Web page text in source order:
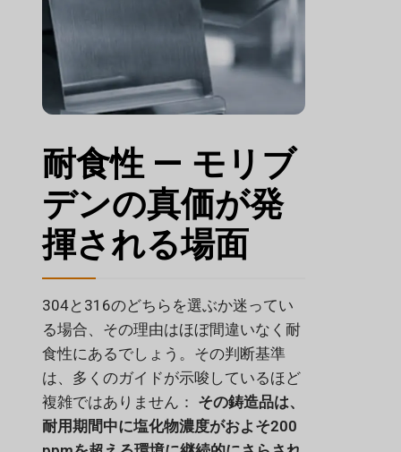
耐食性 — モリブ
デンの真価が発
揮される場面
304と316のどちらを選ぶか迷ってい
る場合、その理由はほぼ間違いなく耐
食性にあるでしょう。その判断基準
は、多くのガイドが示唆しているほど
複雑ではありません： その鋳造品は、
耐用期間中に塩化物濃度がおよそ200